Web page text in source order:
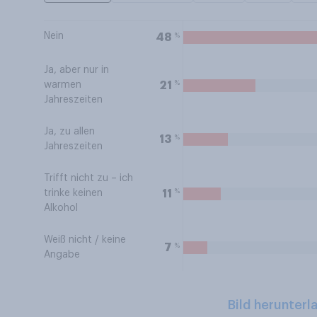
Nein 48 %
Ja, aber nur in
warmen
Jahreszeiten
21 %
Ja, zu allen
Jahreszeiten
13 %
Trifft nicht zu – ich
trinke keinen
Alkohol
11 %
Weiß nicht / keine
Angabe
7 %
Bild